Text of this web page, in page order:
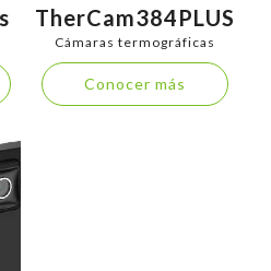
TherCam384PLUS
Cámaras termográficas
Conocer más